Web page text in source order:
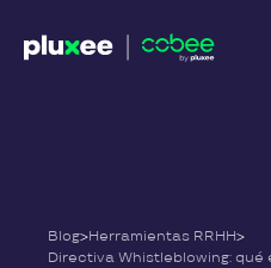
Blog>Herramientas RRHH>